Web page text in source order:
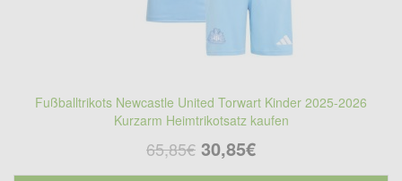
Fußballtrikots Newcastle United Torwart Kinder 2025-2026
Kurzarm Heimtrikotsatz kaufen
65,85€ 30,85€